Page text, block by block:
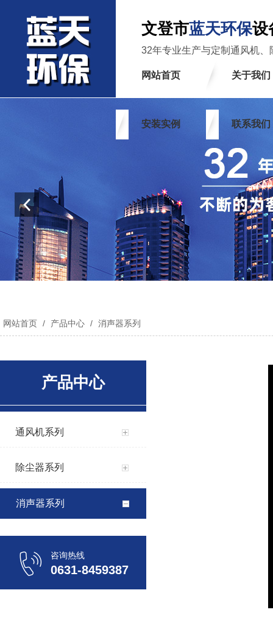
文登市蓝天环保设
32年专业生产与定制通风机、
网站首页 关于我们
安装实例 联系我们
网站首页 / 产品中心 / 消声器系列
产品中心
通风机系列
除尘器系列
消声器系列
咨询热线
0631-8459387